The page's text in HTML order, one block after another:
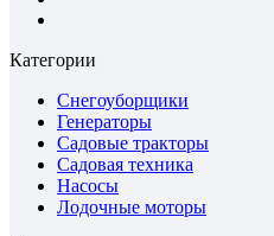
Категории
Снегоуборщики
Генераторы
Садовые тракторы
Садовая техника
Насосы
Лодочные моторы